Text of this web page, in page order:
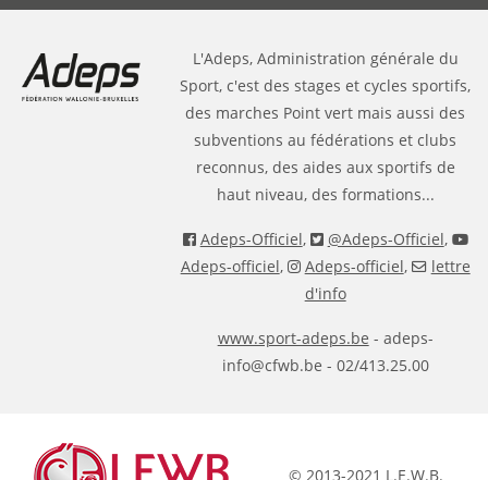
L'Adeps, Administration générale du
Sport, c'est des stages et cycles sportifs,
des marches Point vert mais aussi des
subventions au fédérations et clubs
reconnus, des aides aux sportifs de
haut niveau, des formations...
Adeps-Officiel, @Adeps-Officiel,
Adeps-officiel, Adeps-officiel,
lettre
d'info
www.sport-adeps.be - adeps-
info@cfwb.be - 02/413.25.00
© 2013-2021 L.E.W.B.